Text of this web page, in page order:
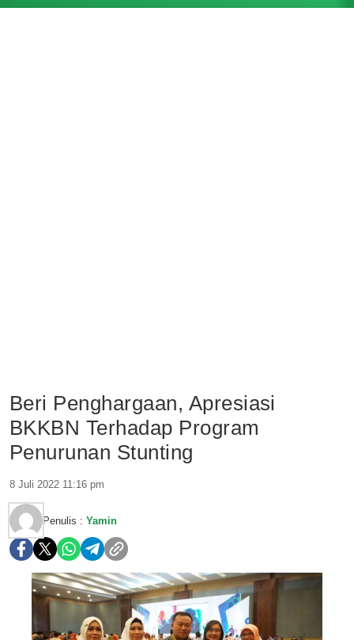
Beri Penghargaan, Apresiasi
BKKBN Terhadap Program
Penurunan Stunting
8 Juli 2022 11:16 pm
Penulis : Yamin